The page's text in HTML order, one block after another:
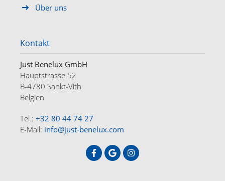
ANGEBOTE ÜBER UNS
Über uns
Kontakt
Just Benelux GmbH
Hauptstrasse 52
B-4780 Sankt-Vith
Belgien
Tel.: +32 80 44 74 27
E-Mail: info@just-benelux.com